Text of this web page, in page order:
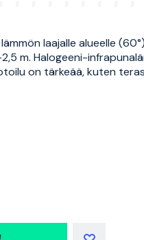
laajalle alueelle
m. Halogeeni-
on tärkeää, kuten